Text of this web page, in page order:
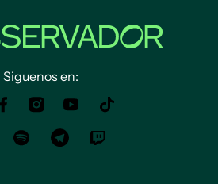
Siguenos en: